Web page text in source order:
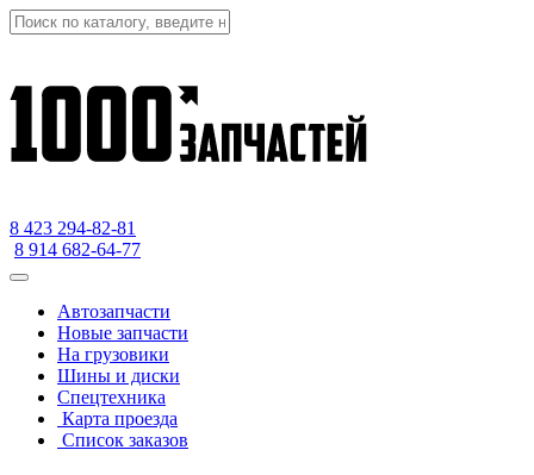
8 423 294-82-81
8 914 682-64-77
Автозапчасти
Новые запчасти
На грузовики
Шины и диски
Спецтехника
Карта проезда
Список заказов